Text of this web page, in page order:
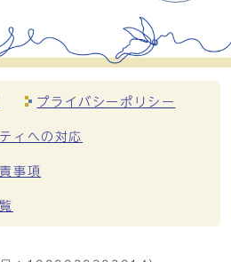
プライバシーポリシー
ィへの対応
事項